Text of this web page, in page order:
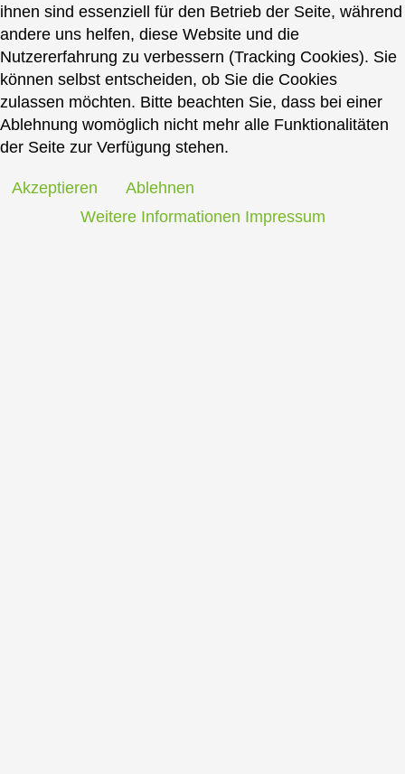
ihnen sind essenziell für den Betrieb der Seite, während
andere uns helfen, diese Website und die
Nutzererfahrung zu verbessern (Tracking Cookies). Sie
können selbst entscheiden, ob Sie die Cookies
zulassen möchten. Bitte beachten Sie, dass bei einer
Ablehnung womöglich nicht mehr alle Funktionalitäten
der Seite zur Verfügung stehen.
Akzeptieren
Ablehnen
Weitere Informationen Impressum